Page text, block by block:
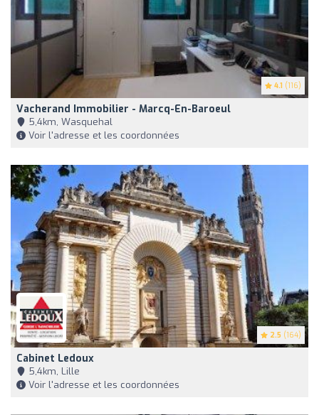
4.1 (116)
Vacherand Immobilier - Marcq-En-Baroeul
5,4km, Wasquehal
Voir l'adresse et les coordonnées
2.5 (164)
Cabinet Ledoux
5,4km, Lille
Voir l'adresse et les coordonnées